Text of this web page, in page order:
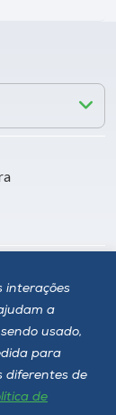
interações
a
usado,
para
diferentes de
de